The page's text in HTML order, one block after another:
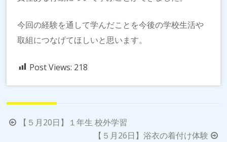
今回の経験を通して学んだことを今後の学校生活や
取組につなげてほしいと思います。
Post Views: 218
投
【５月20日】１年生 校外学習
【５月26日】浴衣の着付け体験